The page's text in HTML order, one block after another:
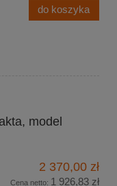
do koszyka
model
2 370,00 zł
Cena netto: 1 926,83 zł